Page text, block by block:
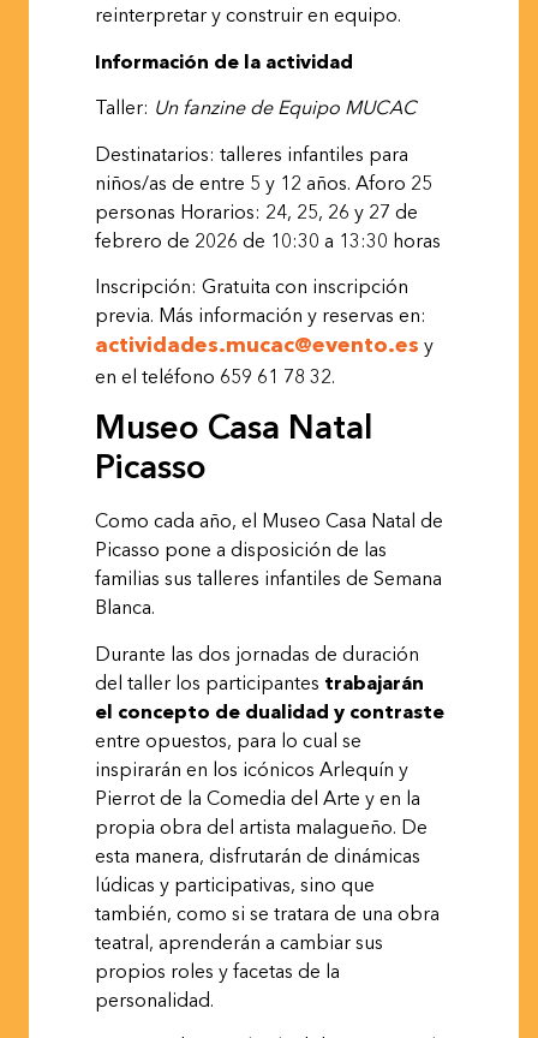
reinterpretar y construir en equipo.
Información de la actividad
Taller: Un fanzine de Equipo MUCAC
Destinatarios: talleres infantiles para
niños/as de entre 5 y 12 años. Aforo 25
personas Horarios: 24, 25, 26 y 27 de
febrero de 2026 de 10:30 a 13:30 horas
Inscripción: Gratuita con inscripción
previa. Más información y reservas en:
actividades.mucac@evento.es y
en el teléfono 659 61 78 32.
Museo Casa Natal
Picasso
Como cada año, el Museo Casa Natal de
Picasso pone a disposición de las
familias sus talleres infantiles de Semana
Blanca.
Durante las dos jornadas de duración
del taller los participantes trabajarán
el concepto de dualidad y contraste
entre opuestos, para lo cual se
inspirarán en los icónicos Arlequín y
Pierrot de la Comedia del Arte y en la
propia obra del artista malagueño. De
esta manera, disfrutarán de dinámicas
lúdicas y participativas, sino que
también, como si se tratara de una obra
teatral, aprenderán a cambiar sus
propios roles y facetas de la
personalidad.